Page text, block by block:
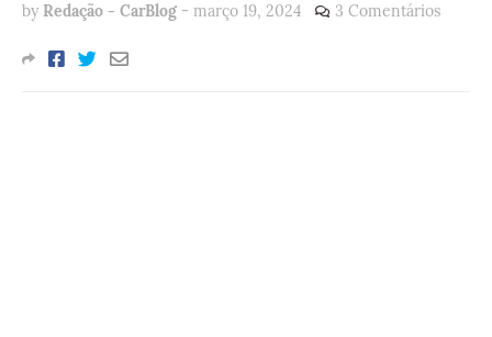
by Redação - CarBlog - março 19, 2024 3 Comentários